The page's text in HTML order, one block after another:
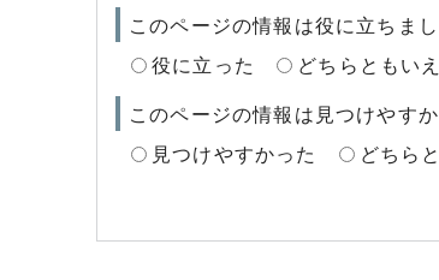
このページの情報は役に立ちまし
役に立った
どちらともい
このページの情報は見つけやす
見つけやすかった
どちら